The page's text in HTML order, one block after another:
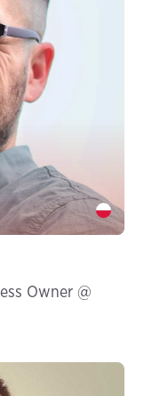
Owner @